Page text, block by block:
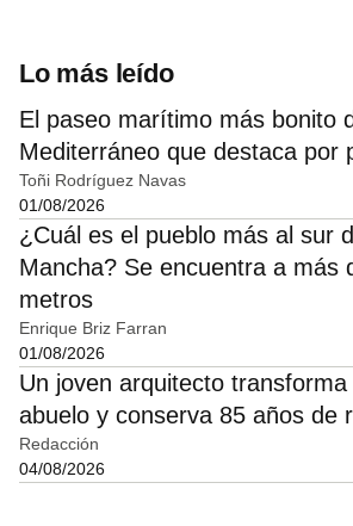
Lo más leído
El paseo marítimo más bonito
Mediterráneo que destaca por
Toñi Rodríguez Navas
01/08/2026
¿Cuál es el pueblo más al sur
Mancha? Se encuentra a más
metros
Enrique Briz Farran
01/08/2026
Un joven arquitecto
abuelo y conserva 85 años de
Redacción
04/08/2026